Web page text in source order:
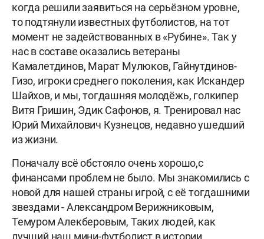
когда решили заявиться на серьёзном уровне,
то подтянули известных футболистов, на тот
момент не задействованных в «Рубине». Так у
нас в составе оказались ветераны
Камалетдинов, Марат Мулюков, Гайнутдинов-
Гизо, игроки среднего поколения, как Искандер
Шайхов, и мы, тогдашняя молодёжь, голкипер
Витя Гришин, Эдик Сафонов, я. Тренировал нас
Юрий Михайлович Кузнецов, недавно ушедший
из жизни.
Поначалу всё обстояло очень хорошо,с
финансами проблем не было. Мы знакомились с
новой для нашей страны игрой, с её тогдашними
звездами - Александром Верижниковым,
Темуром Алекберовым, Таких людей, как
лучший наш мини-футболист в истории